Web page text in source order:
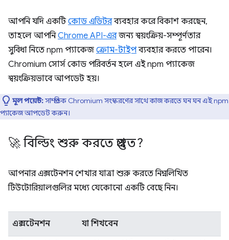
আপনি যদি একটিকোড এডিটরব্যবহার করে বিকাশ করছেন,
তাহলে আপনিChrome API-এরজন্য স্বয়ংক্রিয়-সম্পূর্ণতার
সুবিধা নিতে npm প্যাকেজ ক্রোম-টাইপব্যবহার করতে পারেন।
Chromium সোর্স কোড পরিবর্তন হলে এই npm প্যাকেজ
স্বয়ংক্রিয়ভাবে আপডেট হয়।
মূল পয়েন্ট:সাম্প্রতিক Chromium সংস্করণের সাথে কাজ করতে ঘন ঘন এই npm
প্যাকেজ আপডেট করুন।
🚀 বিল্ডিং শুরু করতে প্রস্তুত?
আপনার এক্সটেনশন শেখার যাত্রা শুরু করতে নিম্নলিখিত
টিউটোরিয়ালগুলির মধ্যে যেকোনো একটি বেছে নিন।
এক্সটেনশন যা শিখবেন